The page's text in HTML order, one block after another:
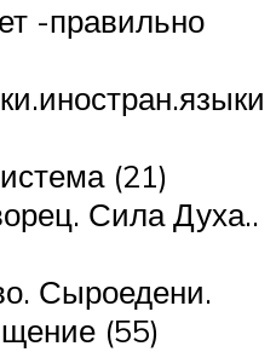
-правильно
(21)
Сила Духа..
Сыроедени.
(55)